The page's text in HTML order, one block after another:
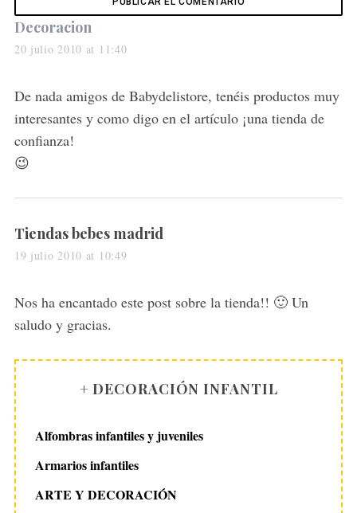
s
a
s
:
Decoracion
20 julio 2010 at 11:40
De nada amigos de Babydelistore, tenéis productos muy
interesantes y como digo en el artículo ¡una tienda de
confianza!
😉
s
a
s
:
Tiendas bebes madrid
19 julio 2010 at 10:49
Nos ha encantado este post sobre la tienda!! 🙂 Un
saludo y gracias.
+ DECORACIÓN INFANTIL
Alfombras infantiles y juveniles
Armarios infantiles
ARTE Y DECORACIÓN
f
o
r